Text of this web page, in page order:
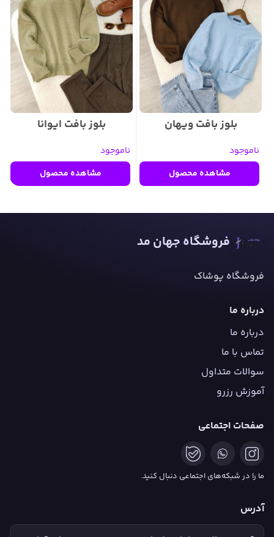
بلوز بافت ویهان
ناموجود
مشاهده محصول
بلوز بافت ایوانا
ناموجود
مشاهده محصول
فروشگاه جهان مد
فروشگاه پوشاک
درباره ما
درباره ما
تماس با ما
سوالات متداول
آموزش رزرو
صفحات اجتماعی
ما را در شبکه‌های اجتماعی دنبال کنید.
آدرس